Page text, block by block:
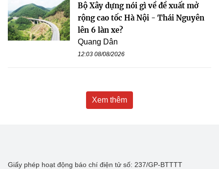
Bộ Xây dựng nói gì về đề xuất mở
rộng cao tốc Hà Nội - Thái Nguyên
lên 6 làn xe?
Quang Dân
12:03 08/08/2026
Xem thêm
Giấy phép hoạt động báo chí điện tử số: 237/GP-BTTTT